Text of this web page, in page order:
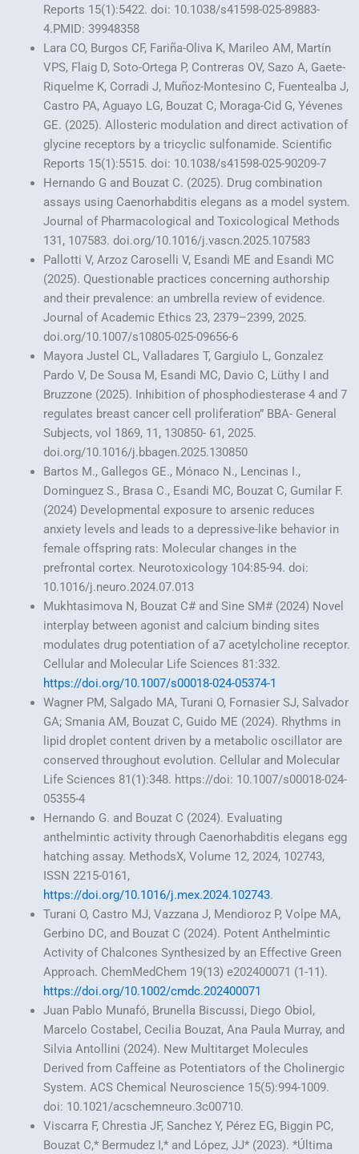
Reports 15(1):5422. doi: 10.1038/s41598-025-89883-
4.PMID: 39948358
Lara CO, Burgos CF, Fariña-Oliva K, Marileo AM, Martín
VPS, Flaig D, Soto-Ortega P, Contreras OV, Sazo A, Gaete-
Riquelme K, Corradi J, Muñoz-Montesino C, Fuentealba J,
Castro PA, Aguayo LG, Bouzat C, Moraga-Cid G, Yévenes
GE. (2025). Allosteric modulation and direct activation of
glycine receptors by a tricyclic sulfonamide. Scientific
Reports 15(1):5515. doi: 10.1038/s41598-025-90209-7
Hernando G and Bouzat C. (2025). Drug combination
assays using Caenorhabditis elegans as a model system.
Journal of Pharmacological and Toxicological Methods
131, 107583. doi.org/10.1016/j.vascn.2025.107583
Pallotti V, Arzoz Caroselli V, Esandi ME and Esandi MC
(2025). Questionable practices concerning authorship
and their prevalence: an umbrella review of evidence.
Journal of Academic Ethics 23, 2379–2399, 2025.
doi.org/10.1007/s10805-025-09656-6
Mayora Justel CL, Valladares T, Gargiulo L, Gonzalez
Pardo V, De Sousa M, Esandi MC, Davio C, Lüthy I and
Bruzzone (2025). Inhibition of phosphodiesterase 4 and 7
regulates breast cancer cell proliferation” BBA- General
Subjects, vol 1869, 11, 130850- 61, 2025.
doi.org/10.1016/j.bbagen.2025.130850
Bartos M., Gallegos GE., Mónaco N., Lencinas I.,
Dominguez S., Brasa C., Esandi MC, Bouzat C, Gumilar F.
(2024) Developmental exposure to arsenic reduces
anxiety levels and leads to a depressive-like behavior in
female offspring rats: Molecular changes in the
prefrontal cortex. Neurotoxicology 104:85-94. doi:
10.1016/j.neuro.2024.07.013
Mukhtasimova N, Bouzat C# and Sine SM# (2024) Novel
interplay between agonist and calcium binding sites
modulates drug potentiation of a7 acetylcholine receptor.
Cellular and Molecular Life Sciences 81:332.
https://doi.org/10.1007/s00018-024-05374-1
Wagner PM, Salgado MA, Turani O, Fornasier SJ, Salvador
GA; Smania AM, Bouzat C, Guido ME (2024). Rhythms in
lipid droplet content driven by a metabolic oscillator are
conserved throughout evolution. Cellular and Molecular
Life Sciences 81(1):348. https://doi: 10.1007/s00018-024-
05355-4
Hernando G. and Bouzat C (2024). Evaluating
anthelmintic activity through Caenorhabditis elegans egg
hatching assay. MethodsX, Volume 12, 2024, 102743,
ISSN 2215-0161,
https://doi.org/10.1016/j.mex.2024.102743.
Turani O, Castro MJ, Vazzana J, Mendioroz P, Volpe MA,
Gerbino DC, and Bouzat C (2024). Potent Anthelmintic
Activity of Chalcones Synthesized by an Effective Green
Approach. ChemMedChem 19(13) e202400071 (1-11).
https://doi.org/10.1002/cmdc.202400071
Juan Pablo Munafó, Brunella Biscussi, Diego Obiol,
Marcelo Costabel, Cecilia Bouzat, Ana Paula Murray, and
Silvia Antollini (2024). New Multitarget Molecules
Derived from Caffeine as Potentiators of the Cholinergic
System. ACS Chemical Neuroscience 15(5):994-1009.
doi: 10.1021/acschemneuro.3c00710.
Viscarra F, Chrestia JF, Sanchez Y, Pérez EG, Biggin PC,
Bouzat C,* Bermudez I,* and López, JJ* (2023). *Última